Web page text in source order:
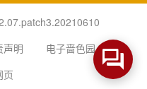
声明
电子啬色园
页